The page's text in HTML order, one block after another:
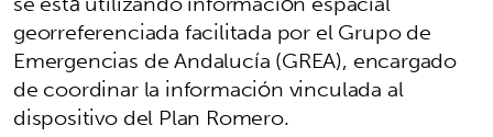
georreferenciada facilitada por el Grupo de
Emergencias de Andalucía (GREA), encargado
de coordinar la información vinculada al
dispositivo del Plan Romero.